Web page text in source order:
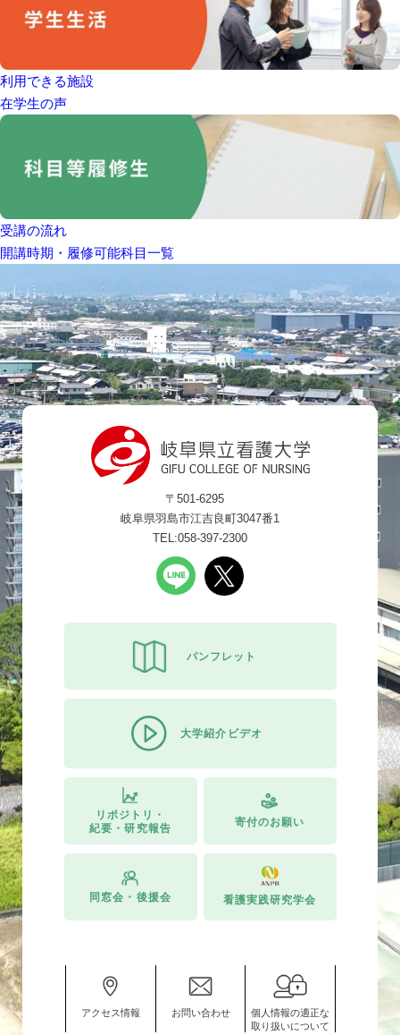
利用できる施設
在学生の声
受講の流れ
開講時期・履修可能科目一覧
〒501-6295
岐阜県羽島市江吉良町3047番1
TEL:058-397-2300
パンフレット
大学紹介ビデオ
リポジトリ・
紀要・研究報告
寄付のお願い
同窓会・後援会 看護実践研究学会
アクセス情報 お問い合わせ
個人情報の適正な
取り扱いについて